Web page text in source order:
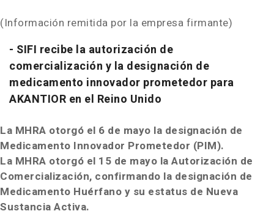
(Información remitida por la empresa firmante)
- SIFI recibe la autorización de
comercialización y la designación de
medicamento innovador prometedor para
AKANTIOR en el Reino Unido
La MHRA otorgó el 6 de mayo la designación de
Medicamento Innovador Prometedor (PIM).
La MHRA otorgó el 15 de mayo la Autorización de
Comercialización, confirmando la designación de
Medicamento Huérfano y su estatus de Nueva
Sustancia Activa.